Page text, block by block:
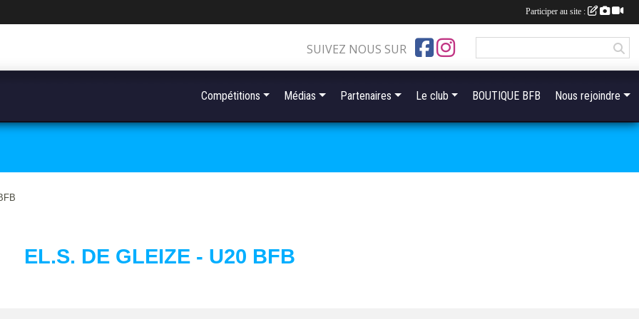
EL.S. DE GLEIZE - U20 BFB
SUIVEZ NOUS SUR
Compétitions Médias Partenaires Le club BOUTIQUE BFB Nous rejoindre
Participer au site :